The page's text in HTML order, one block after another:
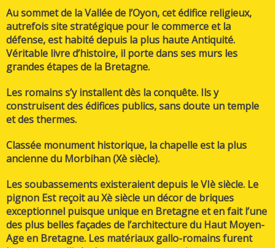
Au sommet de la Vallée de l’Oyon, cet édifice religieux,
autrefois site stratégique pour le commerce et la
défense, est habité depuis la plus haute Antiquité.
Véritable livre d’histoire, il porte dans ses murs les
grandes étapes de la Bretagne.
Les romains s’y installent dès la conquête. Ils y
construisent des édifices publics, sans doute un temple
et des thermes.
Classée monument historique, la chapelle est la plus
ancienne du Morbihan (Xè siècle).
Les soubassements existeraient depuis le VIè siècle. Le
pignon Est reçoit au Xè siècle un décor de briques
exceptionnel puisque unique en Bretagne et en fait l’une
des plus belles façades de l’architecture du Haut Moyen-
Age en Bretagne. Les matériaux gallo-romains furent